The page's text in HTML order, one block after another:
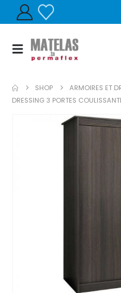
SHOP
ARMOIRES ET
DRESSING 3 PORTES